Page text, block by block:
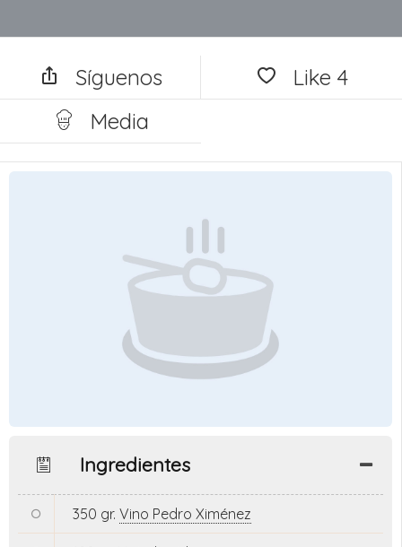
Síguenos Like 4
Media
Ingredientes
350 gr. Vino Pedro Ximénez